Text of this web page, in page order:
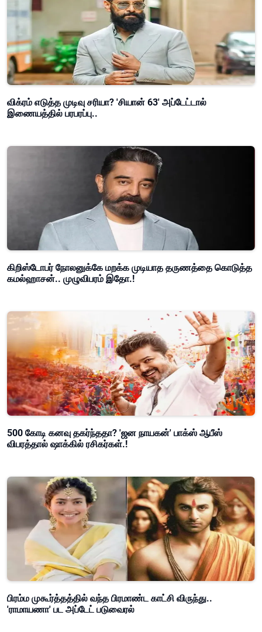
விக்ரம் எடுத்த முடிவு சரியா? 'சியான் 63' அப்டேட்டால்
இணையத்தில் பரபரப்பு..
கிறிஸ்டோபர் நோலனுக்கே மறக்க முடியாத தருணத்தை கொடுத்த
கமல்ஹாசன்.. முழுவிபரம் இதோ.!
500 கோடி கனவு தகர்ந்ததா? 'ஜன நாயகன்' பாக்ஸ் ஆபீஸ்
விபரத்தால் ஷாக்கில் ரசிகர்கள்.!
பிரம்ம முகூர்த்தத்தில் வந்த பிரமாண்ட காட்சி விருந்து..
'ராமாயணா' பட அப்டேட் படுவைரல்